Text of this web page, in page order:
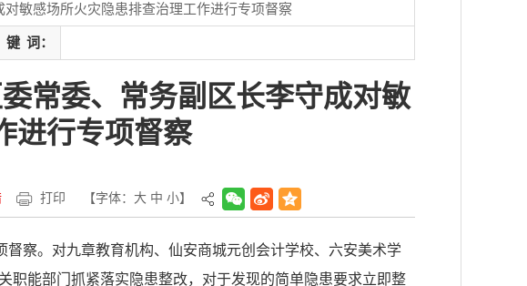
敏感场所火灾隐患排查治理工作进行专项督察
键 词：
常委、常务副区长李守成对敏
进行专项督察
打印 【字体： 大 中 小】
察。对九章教育机构、仙安商城元创会计学校、六安美术学
职能部门抓紧落实隐患整改，对于发现的简单隐患要求立即整